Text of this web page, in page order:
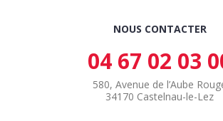
NOUS CONTACTER
04 67 02 03
580, Avenue de l’Aube
34170 Castelnau-le-Lez